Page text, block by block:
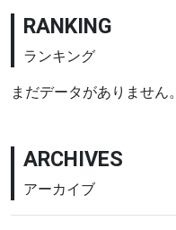
RANKING
ランキング
まだデータがありません。
ARCHIVES
アーカイブ